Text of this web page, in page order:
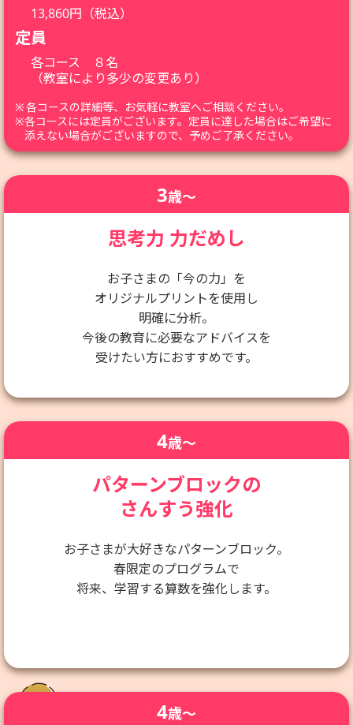
13,860円（税込）
定員
各コース ８名
（教室により多少の変更あり）
※各コースの詳細等、お気軽に教室へご相談ください。
※各コースには定員がございます。定員に達した場合はご希望に
添えない場合がございますので、予めご了承ください。
3歳〜
思考力 力だめし
お子さまの「今の力」を
オリジナルプリントを使用し
明確に分析。
今後の教育に必要なアドバイスを
受けたい方におすすめです。
4歳〜
パターンブロックの
さんすう強化
お子さまが大好きなパターンブロック。
春限定のプログラムで
将来、学習する算数を強化します。
4歳〜